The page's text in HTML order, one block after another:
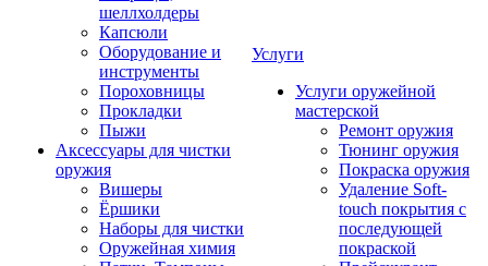
шеллхолдеры
Капсюли
Оборудование и
инструменты
Пороховницы
Прокладки
Пыжи
Аксессуары для чистки
оружия
Вишеры
Ёршики
Наборы для чистки
Оружейная химия
Услуги
Услуги оружейной
мастерской
Ремонт оружия
Тюнинг оружия
Покраска оружия
Удаление Soft-
touch покрытия с
последующей
покраской